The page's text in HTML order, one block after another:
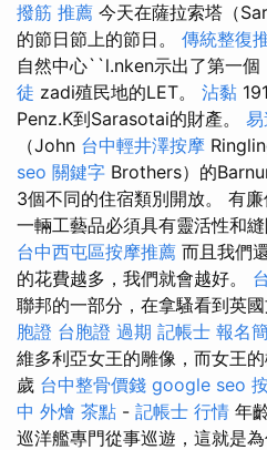
撥筋 推薦 今天在薩拉索塔（
的節日節上的節日。 傳統整復
自然中心``l.nken示出了第一個
徒 zadi殖民地的LET。 沾黏
Penz.K到Sarasotai的財產。
（John 台中輕井澤按摩
seo 關鍵字 Brothers）的
3個不同的住宿類別開放。 有
一輛工藝品必須具有靈活性和縫
台中西屯區按摩推薦 而且我們
的花費越多，我們就會越好。
聯邦的一部分，在拿騷看到英國
胞證 台胞證 過期 記帳士 報名
維多利亞女王的雕像，而女王
歲 台中整骨價錢 google seo
中 外燴 茶點 - 記帳士 行情 年
巡洋艦專門從事巡遊，這就是